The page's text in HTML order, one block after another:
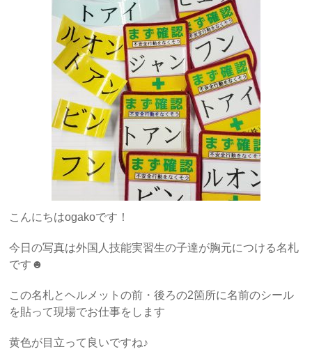
こんにちはogakoです！
今日の写真は外国人技能実習生の子達が胸元につける名札
です☻
この名札とヘルメットの前・後ろの2箇所に名前のシール
を貼って現場でお仕事をします
黄色が目立って良いですね♪